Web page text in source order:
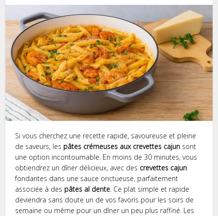
Si vous cherchez une recette rapide, savoureuse et pleine
de saveurs, les pâtes crémeuses aux crevettes cajun sont
une option incontournable. En moins de 30 minutes, vous
obtiendrez un dîner délicieux, avec des crevettes cajun
fondantes dans une sauce onctueuse, parfaitement
associée à des pâtes al dente. Ce plat simple et rapide
deviendra sans doute un de vos favoris pour les soirs de
semaine ou même pour un dîner un peu plus raffiné. Les